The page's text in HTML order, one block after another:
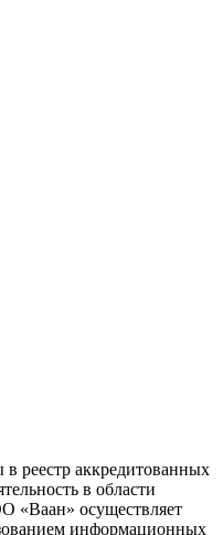
реестр аккредитованных
в области
«Ваан» осуществляет
информационных